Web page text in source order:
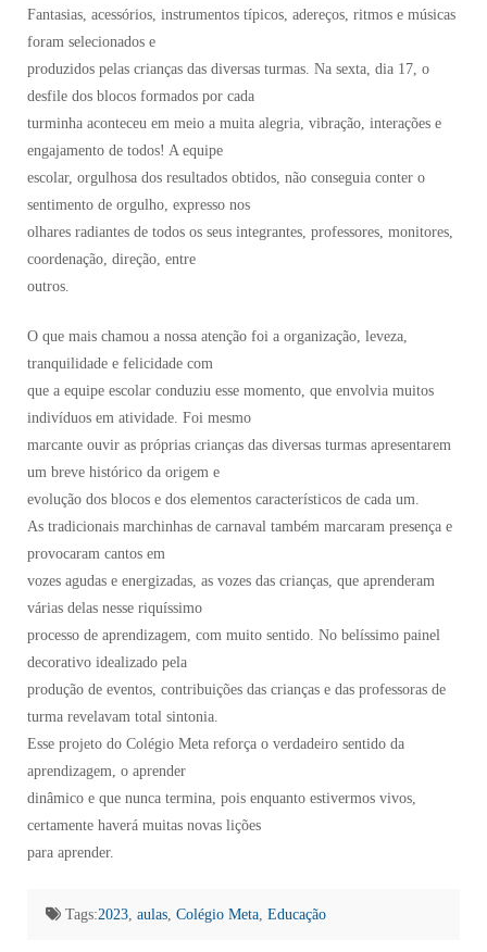
Fantasias, acessórios, instrumentos típicos, adereços, ritmos e músicas
foram selecionados e
produzidos pelas crianças das diversas turmas. Na sexta, dia 17, o
desfile dos blocos formados por cada
turminha aconteceu em meio a muita alegria, vibração, interações e
engajamento de todos! A equipe
escolar, orgulhosa dos resultados obtidos, não conseguia conter o
sentimento de orgulho, expresso nos
olhares radiantes de todos os seus integrantes, professores, monitores,
coordenação, direção, entre
outros.
O que mais chamou a nossa atenção foi a organização, leveza,
tranquilidade e felicidade com
que a equipe escolar conduziu esse momento, que envolvia muitos
indivíduos em atividade. Foi mesmo
marcante ouvir as próprias crianças das diversas turmas apresentarem
um breve histórico da origem e
evolução dos blocos e dos elementos característicos de cada um.
As tradicionais marchinhas de carnaval também marcaram presença e
provocaram cantos em
vozes agudas e energizadas, as vozes das crianças, que aprenderam
várias delas nesse riquíssimo
processo de aprendizagem, com muito sentido. No belíssimo painel
decorativo idealizado pela
produção de eventos, contribuições das crianças e das professoras de
turma revelavam total sintonia.
Esse projeto do Colégio Meta reforça o verdadeiro sentido da
aprendizagem, o aprender
dinâmico e que nunca termina, pois enquanto estivermos vivos,
certamente haverá muitas novas lições
para aprender.
Tags:2023,aulas,Colégio Meta,Educação